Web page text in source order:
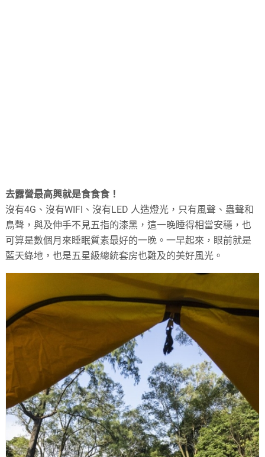
去露營最高興就是食食食！
沒有4G、沒有WIFI、沒有LED 人造燈光，只有風聲、蟲聲和
鳥聲，與及伸手不見五指的漆黑，這一晚睡得相當安穩，也
可算是數個月來睡眠質素最好的一晚。一早起來，眼前就是
藍天綠地，也是五星級總統套房也難及的美好風光。